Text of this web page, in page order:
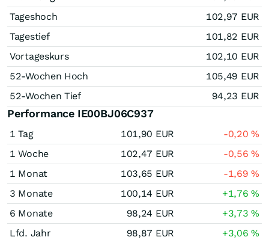
Tageshoch
102,97 EUR
Tagestief
101,82 EUR
Vortageskurs
102,10 EUR
52-Wochen Hoch
105,49 EUR
52-Wochen Tief
94,23 EUR
Performance IE00BJ06C937
1 Tag 101,90 EUR -0,20%
1 Woche
102,47 EUR -0,56%
1 Monat
103,65 EUR -1,69%
3 Monate
100,14 EUR +1,76%
6 Monate
98,24 EUR +3,73%
Lfd. Jahr
98,87 EUR +3,06%